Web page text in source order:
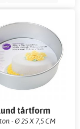
tårtform
- Ø 25 X 7,5 CM